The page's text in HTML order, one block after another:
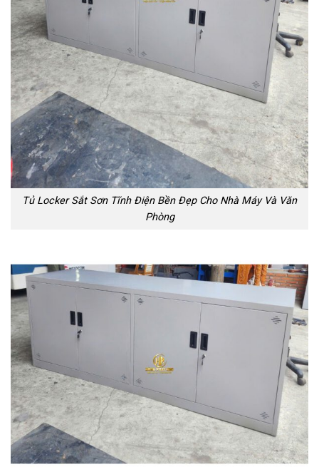
Tủ Locker Sắt Sơn Tĩnh Điện Bền Đẹp Cho Nhà Máy Và Văn
Phòng